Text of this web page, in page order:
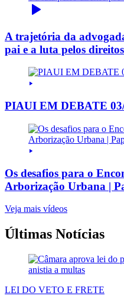
A trajetória da
pai e a luta pelos
PIAUI EM DEBATE
Os desafios para o
Arborização Urbana |
Veja mais vídeos
Últimas Notícias
LEI DO VETO E FRETE